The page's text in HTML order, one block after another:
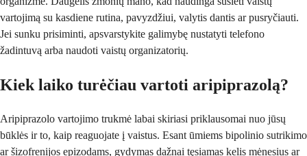
vartojimą su kasdiene rutina, pavyzdžiui, valytis dantis ar pusryčiauti.
Jei sunku prisiminti, apsvarstykite galimybę nustatyti telefono
žadintuvą arba naudoti vaistų organizatorių.
Kiek laiko turėčiau vartoti aripiprazolą?
Aripiprazolo vartojimo trukmė labai skiriasi priklausomai nuo jūsų
būklės ir to, kaip reaguojate į vaistus. Esant ūmiems bipolinio sutrikimo
ar šizofrenijos epizodams, gydymas dažnai tęsiamas kelis mėnesius ar